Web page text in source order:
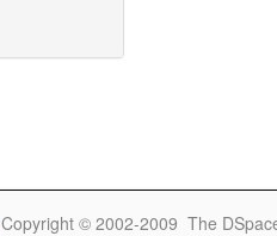
Copyright © 2002-2009 The